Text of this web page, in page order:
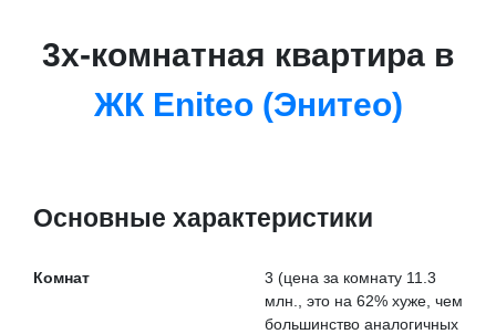
3х-комнатная квартира в
ЖК Eniteo (Энитео)
Основные характеристики
Комнат 3 (цена за комнату 11.3
млн., это на 62% хуже , чем
большинство аналогичных